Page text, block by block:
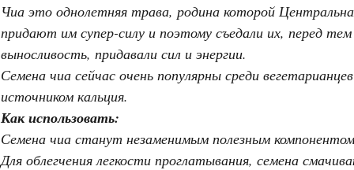
Чиа это однолетняя трава, родина которой
придают им супер-силу и поэтому съедали их, перед
выносливость, придавали сил и энергии.
Семена чиа сейчас очень популярны среди
источником кальция.
Как использовать:
Семена чиа станут незаменимым полезным
Для облегчения легкости проглатывания, семена